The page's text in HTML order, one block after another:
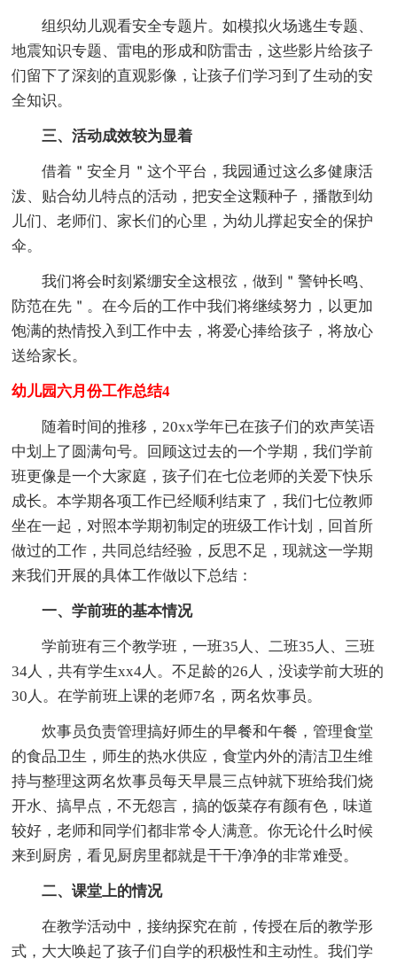
组织幼儿观看安全专题片。如模拟火场逃生专题、
地震知识专题、雷电的形成和防雷击，这些影片给孩子
们留下了深刻的直观影像，让孩子们学习到了生动的安
全知识。
三、活动成效较为显着
借着＂安全月＂这个平台，我园通过这么多健康活
泼、贴合幼儿特点的活动，把安全这颗种子，播散到幼
儿们、老师们、家长们的心里，为幼儿撑起安全的保护
伞。
我们将会时刻紧绷安全这根弦，做到＂警钟长鸣、
防范在先＂。在今后的工作中我们将继续努力，以更加
饱满的热情投入到工作中去，将爱心捧给孩子，将放心
送给家长。
幼儿园六月份工作总结4
随着时间的推移，20xx学年已在孩子们的欢声笑语
中划上了圆满句号。回顾这过去的一个学期，我们学前
班更像是一个大家庭，孩子们在七位老师的关爱下快乐
成长。本学期各项工作已经顺利结束了，我们七位教师
坐在一起，对照本学期初制定的班级工作计划，回首所
做过的工作，共同总结经验，反思不足，现就这一学期
来我们开展的具体工作做以下总结：
一、学前班的基本情况
学前班有三个教学班，一班35人、二班35人、三班
34人，共有学生xx4人。不足龄的26人，没读学前大班的
30人。在学前班上课的老师7名，两名炊事员。
炊事员负责管理搞好师生的早餐和午餐，管理食堂
的食品卫生，师生的热水供应，食堂内外的清洁卫生维
持与整理这两名炊事员每天早晨三点钟就下班给我们烧
开水、搞早点，不无怨言，搞的饭菜存有颜有色，味道
较好，老师和同学们都非常令人满意。你无论什么时候
来到厨房，看见厨房里都就是干干净净的非常难受。
二、课堂上的情况
在教学活动中，接纳探究在前，传授在后的教学形
式，大大唤起了孩子们自学的积极性和主动性。我们学